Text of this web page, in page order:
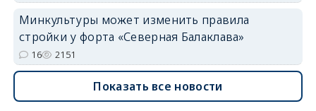
Минкультуры может изменить правила
стройки у форта «Северная Балаклава»
16 2151
Показать все новости